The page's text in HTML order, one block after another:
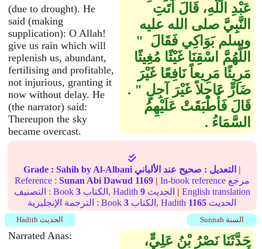
(due to drought). He
said (making
supplication): O Allah!
give us rain which will
replenish us, abundant,
fertilising and profitable,
not injurious, granting it
now without delay. He
(the narrator) said:
Thereupon the sky
became overcast.
عَبْدِ اللَّهِ، قَالَ أَتَتِ
النَّبِيَّ صلى الله عليه
وسلم بَوَاكِي فَقَالَ ‏ "‏
اللَّهُمَّ اسْقِنَا غَيْثًا مُغِيثًا
مَرِيئًا مَرِيعاً نَافِعًا غَيْرَ
ضَارٍّ عَاجِلاً غَيْرَ آجِلٍ ‏"‏ ‏.‏
قَالَ فَأَطْبَقَتْ عَلَيْهِمُ
السَّمَاءُ ‏.‏
Grade : Sahih by Al-Albani التعديل : صحيح عند الألباني
|
Reference : Sunan Abi Dawud 1169 | In-book reference مرجع
التصنيف : Book 3 الكتاب, Hadith 9 | English translation
الترجمة الإنجليزية : Book3 الكتاب, Hadith 1165 الحديث
Sunnah السنة Hadith الحديث
Narrated Anas:
حَدَّثَنَا نَصْرُ بْنُ عَلِيٍّ،